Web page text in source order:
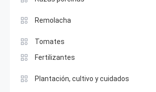
Remolacha
Tomates
Fertilizantes
Plantación, cultivo y cuidados